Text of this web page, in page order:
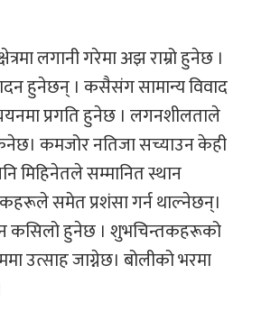
लगानी गरेमा अझ राम्रो हुनेछ ।
हुनेछन् । कसैसंग सामान्य विवाद
प्रगति हुनेछ । लगनशीलताले
कमजोर नतिजा सच्याउन केही
मिहिनेतले सम्मानित स्थान
समेत प्रशंसा गर्न थाल्नेछन्।
कसिलो हुनेछ । शुभचिन्तकहरूको
उत्साह जाग्नेछ। बोलीको भरमा